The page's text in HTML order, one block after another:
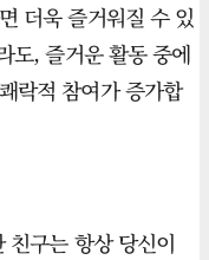
더욱 즐거워질 수 있
도, 즐거운 활동 중에
락적 참여가 증가합
친구는 항상 당신이